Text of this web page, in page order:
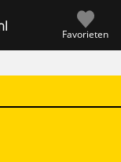
Favorieten